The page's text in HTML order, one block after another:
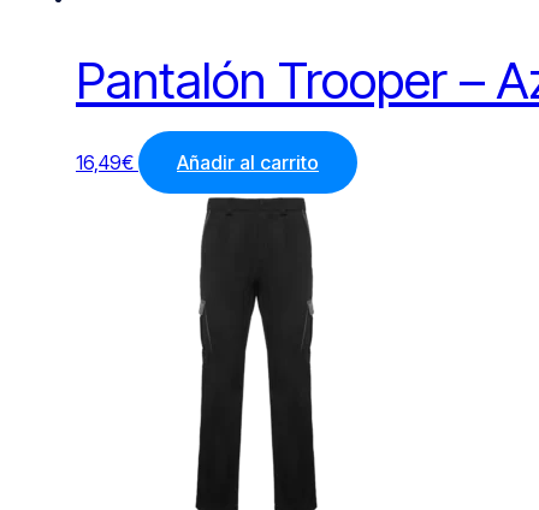
Pantalón Trooper –
16,49€ Añadir al carrito